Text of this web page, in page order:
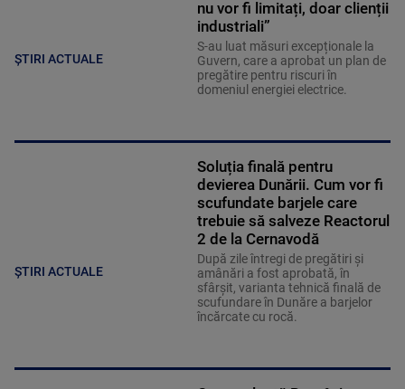
ȘTIRI ACTUALE
nu vor fi limitați, doar clienții
industriali”
S-au luat măsuri excepționale la
Guvern, care a aprobat un plan de
pregătire pentru riscuri în
domeniul energiei electrice.
ȘTIRI ACTUALE
Soluția finală pentru
devierea Dunării. Cum vor fi
scufundate barjele care
trebuie să salveze Reactorul
2 de la Cernavodă
După zile întregi de pregătiri și
amânări a fost aprobată, în
sfârșit, varianta tehnică finală de
scufundare în Dunăre a barjelor
încărcate cu rocă.